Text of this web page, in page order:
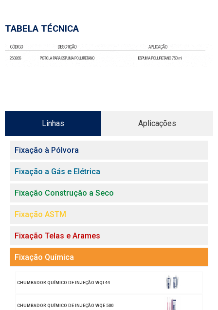
TABELA TÉCNICA
Linhas Aplicações
Fixação à Pólvora
Fixação a Gás e Elétrica
Fixação Construção a Seco
Fixação ASTM
Fixação Telas e Arames
Fixação Química
CHUMBADOR QUÍMICO DE INJEÇÃO WQI 44
CHUMBADOR QUÍMICO DE INJEÇÃO WQE 500